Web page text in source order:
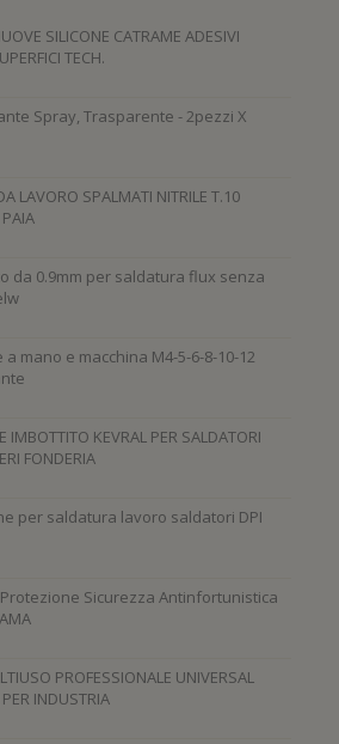
SILICONE CATRAME ADESIVI
TECH.
Spray, Trasparente - 2pezzi X
LAVORO SPALMATI NITRILE T.10
da 0.9mm per saldatura flux senza
mano e macchina M4-5-6-8-10-12
IMBOTTITO KEVRAL PER SALDATORI
FONDERIA
per saldatura lavoro saldatori DPI
Sicurezza Antinfortunistica
PROFESSIONALE UNIVERSAL
INDUSTRIA